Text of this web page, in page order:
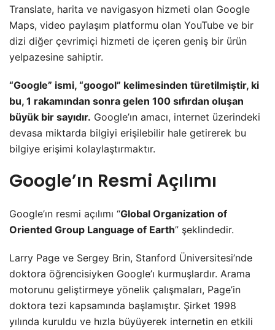
Translate, harita ve navigasyon hizmeti olan Google
Maps, video paylaşım platformu olan YouTube ve bir
dizi diğer çevrimiçi hizmeti de içeren geniş bir ürün
yelpazesine sahiptir.
“Google” ismi, “googol” kelimesinden türetilmiştir, ki
bu, 1 rakamından sonra gelen 100 sıfırdan oluşan
büyük bir sayıdır. Google’ın amacı, internet üzerindeki
devasa miktarda bilgiyi erişilebilir hale getirerek bu
bilgiye erişimi kolaylaştırmaktır.
Google’ın Resmi Açılımı
Google’ın resmi açılımı “Global Organization of
Oriented Group Language of Earth” şeklindedir.
Larry Page ve Sergey Brin, Stanford Üniversitesi’nde
doktora öğrencisiyken Google’ı kurmuşlardır. Arama
motorunu geliştirmeye yönelik çalışmaları, Page’in
doktora tezi kapsamında başlamıştır. Şirket 1998
yılında kuruldu ve hızla büyüyerek internetin en etkili